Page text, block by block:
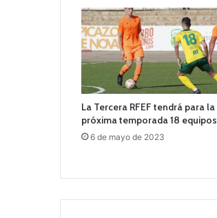
La Tercera RFEF tendrá para la
próxima temporada 18 equipos
6 de mayo de 2023